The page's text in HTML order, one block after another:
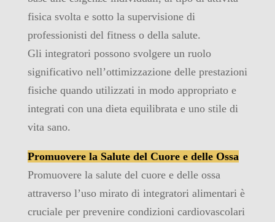
fisica svolta e sotto la supervisione di
professionisti del fitness o della salute.
Gli integratori possono svolgere un ruolo
significativo nell’ottimizzazione delle prestazioni
fisiche quando utilizzati in modo appropriato e
integrati con una dieta equilibrata e uno stile di
vita sano.
Promuovere la Salute del Cuore e delle Ossa
Promuovere la salute del cuore e delle ossa
attraverso l’uso mirato di integratori alimentari è
cruciale per prevenire condizioni cardiovascolari